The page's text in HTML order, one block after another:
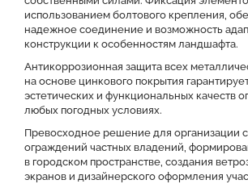
использованием болтового крепления,
надежное соединение и возможность
конструкции к особенностям ландшафта.
Антикоррозионная защита всех
на основе цинкового покрытия
эстетических и функциональных качеств
любых погодных условиях.
Превосходное решение для организации
ограждений частных владений,
в городском пространстве, создания
экранов и дизайнерского оформления